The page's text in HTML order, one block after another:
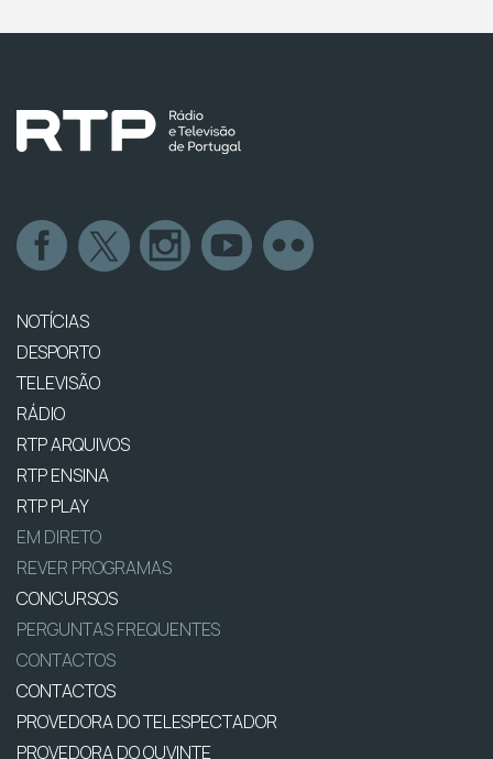
NOTÍCIAS
DESPORTO
TELEVISÃO
RÁDIO
RTP ARQUIVOS
RTP ENSINA
RTP PLAY
EM DIRETO
REVER PROGRAMAS
CONCURSOS
PERGUNTAS FREQUENTES
CONTACTOS
CONTACTOS
PROVEDORA DO TELESPECTADOR
PROVEDORA DO OUVINTE